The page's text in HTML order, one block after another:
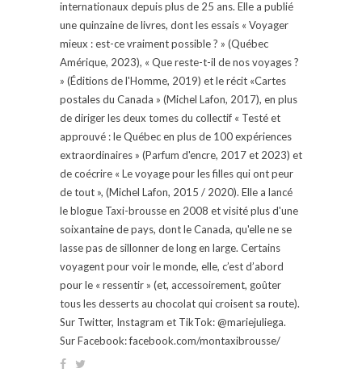
internationaux depuis plus de 25 ans. Elle a publié
une quinzaine de livres, dont les essais « Voyager
mieux : est-ce vraiment possible ? » (Québec
Amérique, 2023), « Que reste-t-il de nos voyages ?
» (Éditions de l'Homme, 2019) et le récit «Cartes
postales du Canada » (Michel Lafon, 2017), en plus
de diriger les deux tomes du collectif « Testé et
approuvé : le Québec en plus de 100 expériences
extraordinaires » (Parfum d'encre, 2017 et 2023) et
de coécrire « Le voyage pour les filles qui ont peur
de tout », (Michel Lafon, 2015 / 2020). Elle a lancé
le blogue Taxi-brousse en 2008 et visité plus d'une
soixantaine de pays, dont le Canada, qu'elle ne se
lasse pas de sillonner de long en large. Certains
voyagent pour voir le monde, elle, c’est d’abord
pour le « ressentir » (et, accessoirement, goûter
tous les desserts au chocolat qui croisent sa route).
Sur Twitter, Instagram et TikTok: @mariejuliega.
Sur Facebook: facebook.com/montaxibrousse/